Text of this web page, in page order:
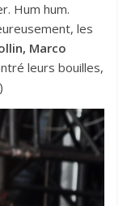
Hum hum.
les
Marco
leurs bouilles,